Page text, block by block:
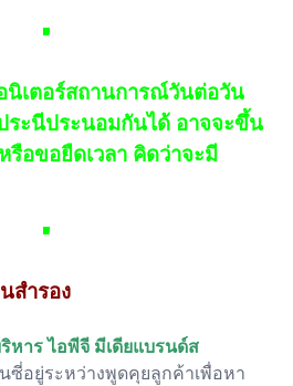
"
นิเตอร์สถานการณ์วันต่อวัน
ระนีประนอมกันได้ อาจจะขึ้น
รือขอยืดเวลา คิดว่าจะมี
"
สำรอง
าร ไอพีจี มีเดียแบรนด์ส
นซี่อยู่ระหว่างพูดคุยลูกค้าเพื่อหา